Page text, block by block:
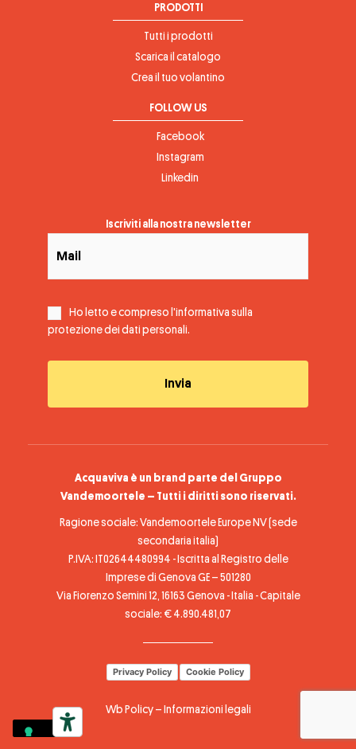
PRODOTTI
Tutti i prodotti
Scarica il catalogo
Crea il tuo volantino
FOLLOW US
Facebook
Instagram
Linkedin
Iscriviti alla nostra newsletter
Ho letto e compreso l'informativa sulla
protezione dei dati personali.
Acquaviva è un brand parte del Gruppo
Vandemoortele – Tutti i diritti sono riservati.
Ragione sociale: Vandemoortele Europe NV (sede
secondaria italia)
P.IVA: IT02644480994 - Iscritta al Registro delle
Imprese di Genova GE – 501280
Via Fiorenzo Semini 12, 16163 Genova - Italia - Capitale
sociale: € 4.890.481,07
Privacy Policy Cookie Policy
Wb Policy– Informazioni legali